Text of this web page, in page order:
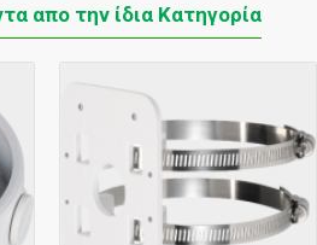
απο την ίδια Κατηγορία